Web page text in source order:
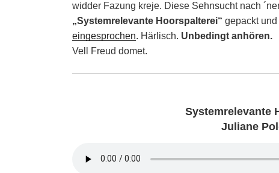
widder Fazung kreje. Diese Sehnsucht nach
„Systemrelevante Hoorspalterei“ gepackt
eingesprochen. Härlisch. Unbedingt anhören.
Vell Freud domet.
Systemrelevante
Juliane